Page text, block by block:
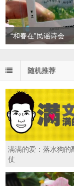
“和春在”民谣诗会
随机推荐
满满的爱：落水狗的
仗